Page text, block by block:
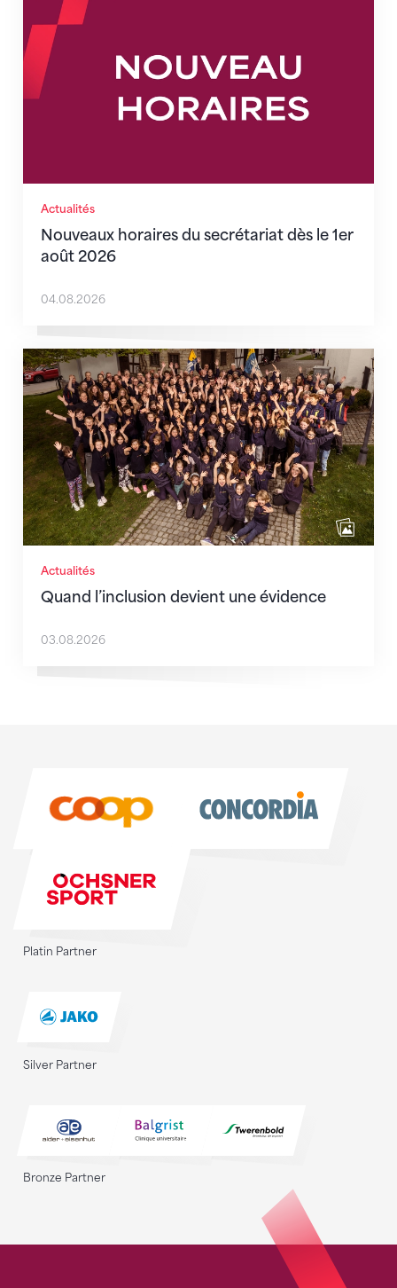
Actualités
Nouveaux horaires du secrétariat dès le 1er
août 2026
04.08.2026
Actualités
Quand l’inclusion devient une évidence
Quand l’inclusion devient une évidence
03.08.2026
Platin Partner
Silver Partner
Bronze Partner